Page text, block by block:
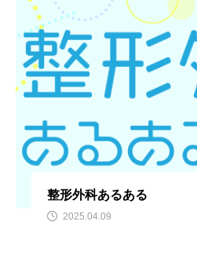
整形外科あるある
2025.04.09